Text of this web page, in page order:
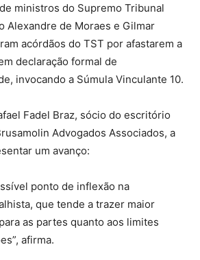
ministros do Supremo Tribunal
Alexandre de Moraes e Gilmar
acórdãos do TST por afastarem a
declaração formal de
invocando a Súmula Vinculante 10.
Fadel Braz, sócio do escritório
Advogados Associados, a
um avanço:
ponto de inflexão na
que tende a trazer maior
as partes quanto aos limites
afirma.